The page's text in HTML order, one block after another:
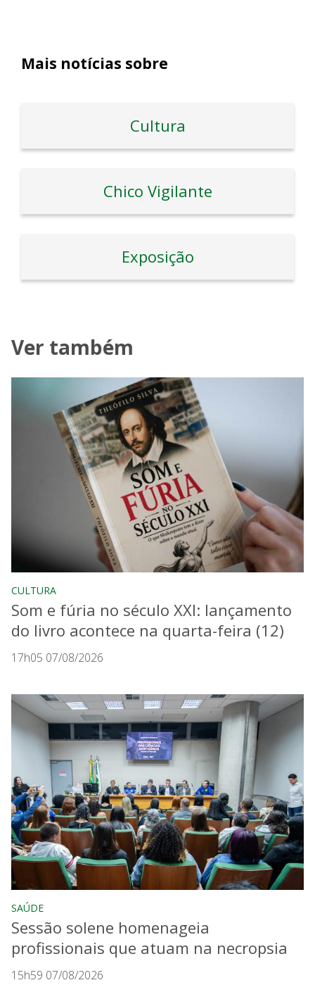
Mais notícias sobre
Cultura
Chico Vigilante
Exposição
Ver também
CULTURA
Som e fúria no século XXI: lançamento
do livro acontece na quarta-feira (12)
17h05 07/08/2026
SAÚDE
Sessão solene homenageia
profissionais que atuam na necropsia
15h59 07/08/2026